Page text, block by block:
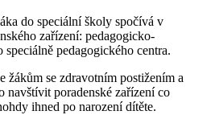
do speciální školy spočívá v
zařízení: pedagogicko-
pedagogického centra.
žákům se zdravotním postižením a
navštívit poradenské zařízení co
ihned po narození dítěte.